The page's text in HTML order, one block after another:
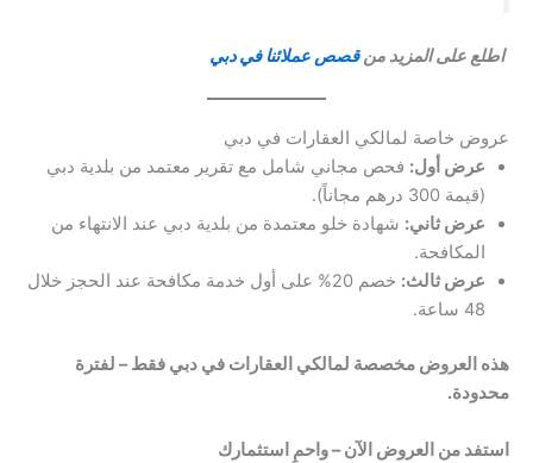
اطلع على المزيد منقصص عملائنا في دبي
عروض خاصة لمالكي العقارات في دبي
عرض أول: فحص مجاني شامل مع تقرير معتمد من بلدية دبي
(قيمة 300 درهم مجاناً).
عرض ثاني: شهادة خلو معتمدة من بلدية دبي عند الانتهاء من
المكافحة.
عرض ثالث:
خصم 20% على أول خدمة مكافحة عند الحجز خلال
48 ساعة.
هذه العروض مخصصة لمالكي العقارات في دبي فقط – لفترة
محدودة.
استفد من العروض الآن – واحمِ استثمارك